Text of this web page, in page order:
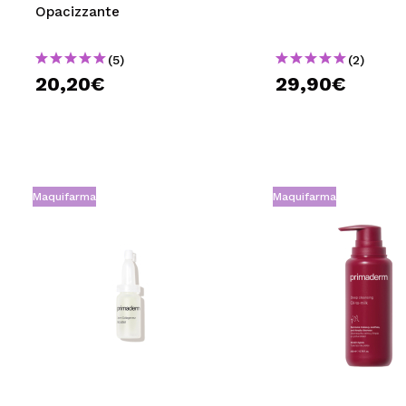
Opacizzante
(5)
20,20€
(2)
29,90€
Maquifarma Maquifarma